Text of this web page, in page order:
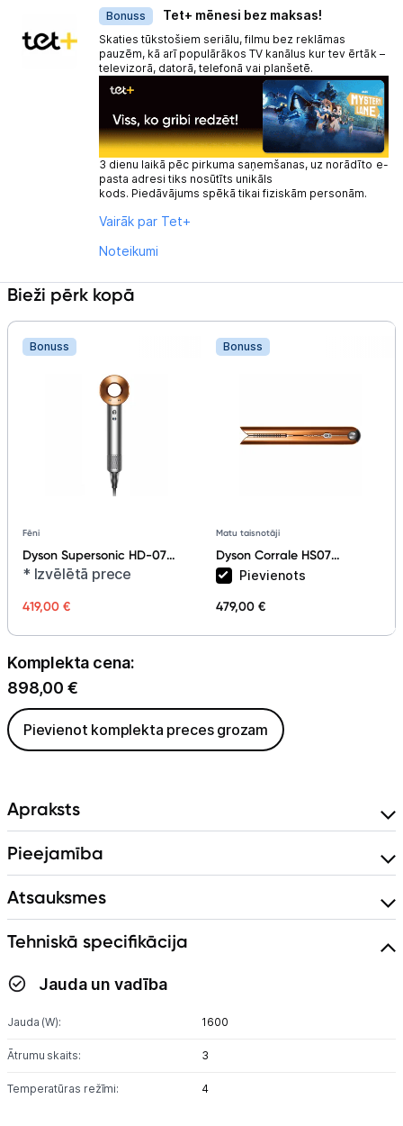
Bonuss Tet+ mēnesi bez maksas!
Skaties tūkstošiem seriālu, filmu bez reklāmas
pauzēm, kā arī populārākos TV kanālus kur tev ērtāk –
televizorā, datorā, telefonā vai planšetē.
3 dienu laikā pēc pirkuma saņemšanas, uz norādīto e-
pasta adresi tiks nosūtīts unikāls
kods. Piedāvājums spēkā tikai fiziskām personām.
Vairāk par Tet+
Noteikumi
Bieži pērk kopā
Bonuss
Fēni
Dyson Supersonic HD-07
Nickel/Copper
* Izvēlētā prece
419,00 €
Bonuss
Matu taisnotāji
Dyson Corrale HS07
Copper/ Nickel
Pievienots
479,00 €
Komplekta cena:
898,00 €
Pievienot komplekta preces grozam
Apraksts
Pieejamība
Atsauksmes
Tehniskā specifikācija
Jauda un vadība
Jauda (W): 1600
Ātrumu skaits: 3
Temperatūras režīmi: 4